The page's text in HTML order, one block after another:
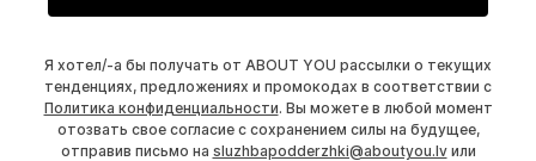
Я хотел/-а бы получать от ABOUT YOU рассылки о текущих
тенденциях, предложениях и промокодах в соответствии с
Политика конфиденциальности. Вы можете в любой момент
отозвать свое согласие с сохранением силы на будущее,
отправив письмо на sluzhbapodderzhki@aboutyou.lvили